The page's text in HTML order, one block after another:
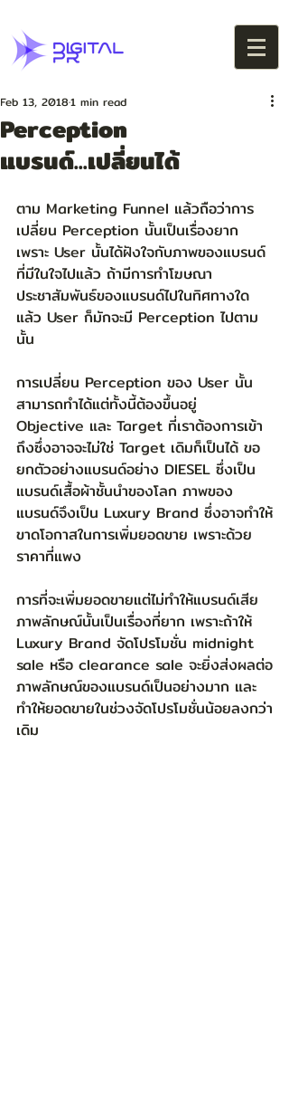
Perception
แบรนด์...เปลี่ยนได้
Feb 13, 20181 min read
ตาม Marketing Funnel แล้วถือว่าการ
เปลี่ยน Perception นั้นเป็นเรื่องยาก
เพราะ User นั้นได้ฝังใจกับภาพของแบรนด์
ที่มีในใจไปแล้ว ถ้ามีการทำโฆษณา
ประชาสัมพันธ์ของแบรนด์ไปในทิศทางใด
แล้ว User ก็มักจะมี Perception ไปตาม
นั้น
การเปลี่ยน Perception ของ User นั้น
สามารถทำได้แต่ทั้งนี้ต้องขึ้นอยู่
Objective และ Target ที่เราต้องการเข้า
ถึงซึ่งอาจจะไม่ใช่ Target เดิมก็เป็นได้ ขอ
ยกตัวอย่างแบรนด์อย่าง DIESEL ซึ่งเป็น
แบรนด์เสื้อผ้าชั้นนำของโลก ภาพของ
แบรนด์จึงเป็น Luxury Brand ซึ่งอาจทำให้
ขาดโอกาสในการเพิ่มยอดขาย เพราะด้วย
ราคาที่แพง
การที่จะเพิ่มยอดขายแต่ไม่ทำให้แบรนด์เสีย
ภาพลักษณ์นั้นเป็นเรื่องที่ยาก เพราะถ้าให้
Luxury Brand จัดโปรโมชั่น midnight
sale หรือ clearance sale จะยิ่งส่งผลต่อ
ภาพลักษณ์ของแบรนด์เป็นอย่างมาก และ
ทำให้ยอดขายในช่วงจัดโปรโมชั่นน้อยลงกว่า
เดิม